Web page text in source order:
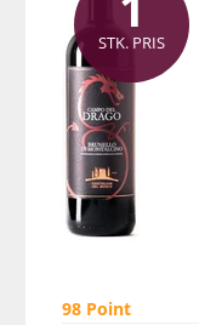
STK. PRIS
98 Point